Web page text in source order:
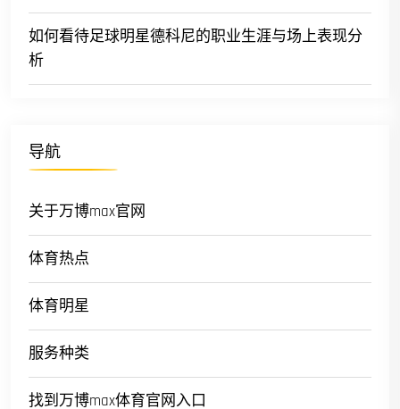
如何看待足球明星德科尼的职业生涯与场上表现分
析
导航
关于万博max官网
体育热点
体育明星
服务种类
找到万博max体育官网入口